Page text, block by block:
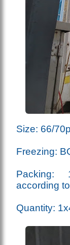
Size: 66/
Freezing:
Packing:
according
Quantity: